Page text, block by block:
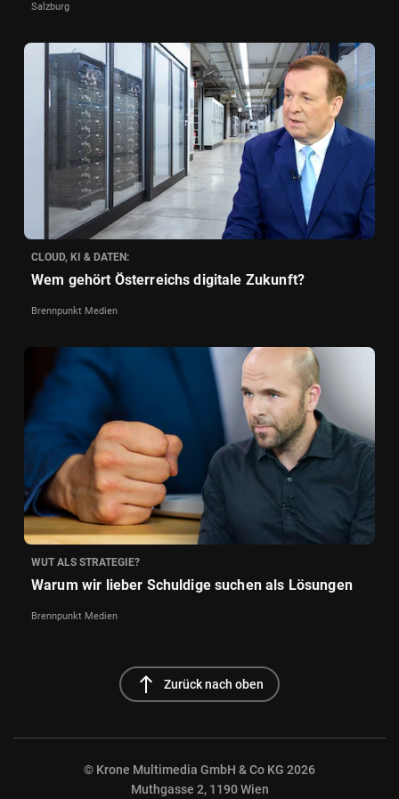
Salzburg
CLOUD, KI & DATEN:
Wem gehört Österreichs digitale Zukunft?
Brennpunkt Medien
WUT ALS STRATEGIE?
Warum wir lieber Schuldige suchen als Lösungen
Brennpunkt Medien
north Zurück nach oben
© Krone Multimedia GmbH & Co KG 2026
Muthgasse 2, 1190 Wien